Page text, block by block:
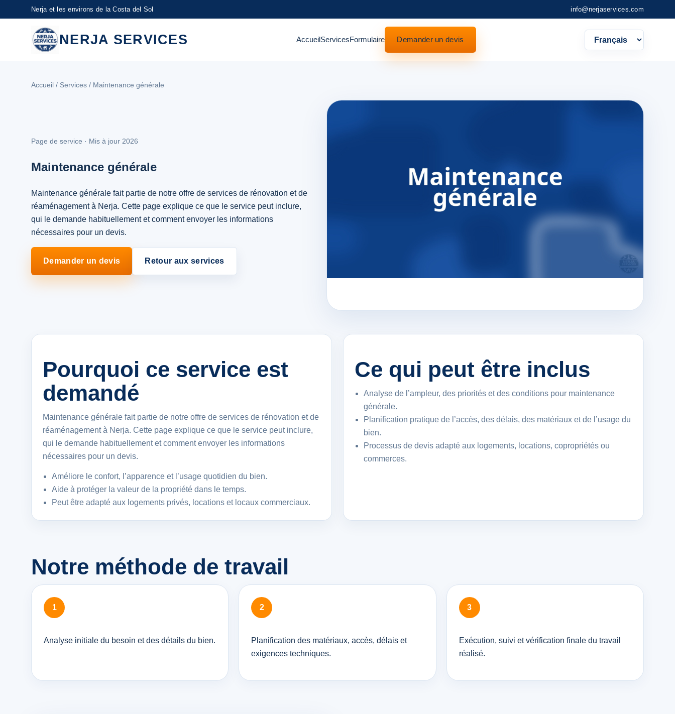
Nerja et les environs de la Costa del Sol info@nerjaservices.com
NERJA SERVICES AccueilServicesFormulaire Demander un devis
Accueil / Services / Maintenance générale
Page de service · Mis à jour 2026
Maintenance générale
Maintenance générale fait partie de notre offre de services de rénovation et de
réaménagement à Nerja. Cette page explique ce que le service peut inclure,
qui le demande habituellement et comment envoyer les informations
nécessaires pour un devis.
Demander un devis Retour aux services
Pourquoi ce service est
demandé
Maintenance générale fait partie de notre offre de services de rénovation et de
réaménagement à Nerja. Cette page explique ce que le service peut inclure,
qui le demande habituellement et comment envoyer les informations
nécessaires pour un devis.
Améliore le confort, l’apparence et l’usage quotidien du bien.
Aide à protéger la valeur de la propriété dans le temps.
Peut être adapté aux logements privés, locations et locaux commerciaux.
Ce qui peut être inclus
Analyse de l’ampleur, des priorités et des conditions pour maintenance
générale.
Planification pratique de l’accès, des délais, des matériaux et de l’usage du
bien.
Processus de devis adapté aux logements, locations, copropriétés ou
commerces.
Notre méthode de travail
Analyse initiale du besoin et des détails du bien.
Planification des matériaux, accès, délais et
exigences techniques.
Exécution, suivi et vérification finale du travail
réalisé.